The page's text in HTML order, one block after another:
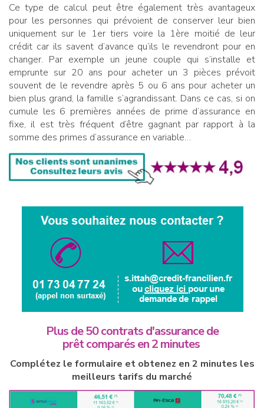
Ce type de calcul peut être également très avantageux
pour les personnes qui prévoient de conserver leur bien
uniquement sur le 1er tiers voire la 1ère moitié de leur
crédit car ils savent d’avance qu’ils le revendront pour en
changer. Par exemple un jeune couple qui s’installe et
emprunte sur 20 ans pour acheter un 3 pièces prévoit
souvent de le revendre après 5 ou 6 ans pour acheter un
bien plus grand, la famille s’agrandissant. Dans ce cas, si on
cumule les 6 premières années de prime d’assurance en
fixe, il est très fréquent d’être gagnant par rapport à la
somme des primes d’assurance en variable…
Plus de 50 contrats d'assurance de
prêt comparés en 2 minutes
Complétez le formulaire et obtenez en 2 minutes les
meilleurs tarifs du marché